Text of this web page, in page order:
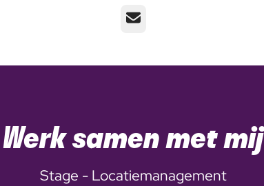
E-mailadres
Werk samen met mij
Stage - Locatiemanagement